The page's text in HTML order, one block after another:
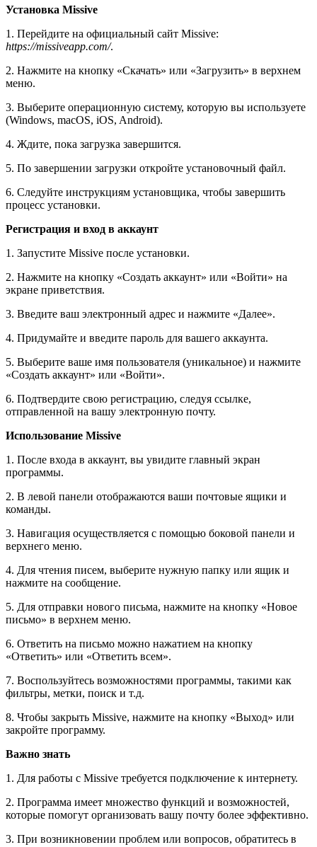
Установка Missive
1. Перейдите на официальный сайт Missive:
https://missiveapp.com/.
2. Нажмите на кнопку «Скачать» или «Загрузить» в верхнем
меню.
3. Выберите операционную систему, которую вы используете
(Windows, macOS, iOS, Android).
4. Ждите, пока загрузка завершится.
5. По завершении загрузки откройте установочный файл.
6. Следуйте инструкциям установщика, чтобы завершить
процесс установки.
Регистрация и вход в аккаунт
1. Запустите Missive после установки.
2. Нажмите на кнопку «Создать аккаунт» или «Войти» на
экране приветствия.
3. Введите ваш электронный адрес и нажмите «Далее».
4. Придумайте и введите пароль для вашего аккаунта.
5. Выберите ваше имя пользователя (уникальное) и нажмите
«Создать аккаунт» или «Войти».
6. Подтвердите свою регистрацию, следуя ссылке,
отправленной на вашу электронную почту.
Использование Missive
1. После входа в аккаунт, вы увидите главный экран
программы.
2. В левой панели отображаются ваши почтовые ящики и
команды.
3. Навигация осуществляется с помощью боковой панели и
верхнего меню.
4. Для чтения писем, выберите нужную папку или ящик и
нажмите на сообщение.
5. Для отправки нового письма, нажмите на кнопку «Новое
письмо» в верхнем меню.
6. Ответить на письмо можно нажатием на кнопку
«Ответить» или «Ответить всем».
7. Воспользуйтесь возможностями программы, такими как
фильтры, метки, поиск и т.д.
8. Чтобы закрыть Missive, нажмите на кнопку «Выход» или
закройте программу.
Важно знать
1. Для работы с Missive требуется подключение к интернету.
2. Программа имеет множество функций и возможностей,
которые помогут организовать вашу почту более эффективно.
3. При возникновении проблем или вопросов, обратитесь в